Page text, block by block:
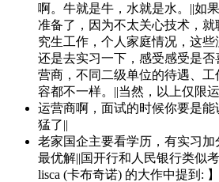
啊。牛就是牛，水就是水。||如
准备了，因为不太关心技术，
究生工作，个人家庭情况，这
还是去实习一下，感受感受是
营商，不同二级单位的待遇、
容都不一样。||当然，以上仅限
运营商啊，面试的时候你要是
猛了||
老家国企主要看学历，有实习加
最优解||国开行和人民银行类似
lisca (卡布奇诺) 的大作中提到: